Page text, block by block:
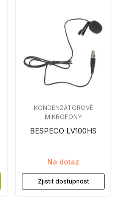
BESPECO LV100HS
KONDENZÁTOROVÉ
MIKROFONY
Na dotaz
Zjistit dostupnost